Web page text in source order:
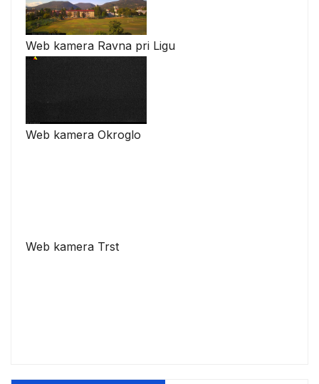
Web kamera Ravna pri Ligu
Web kamera Okroglo
Web kamera Trst